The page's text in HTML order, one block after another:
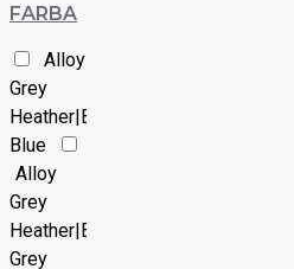
FARBA
Alloy
Grey
Heather|Black|Dress
Blue
Alloy
Grey
Heather|Black|Navy|Shadow
Grey